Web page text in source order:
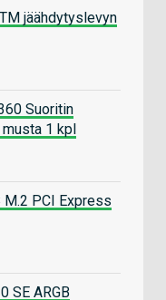
jäähdytyslevyn
Suoritin
1 kpl
M.2 PCI Express
SE ARGB